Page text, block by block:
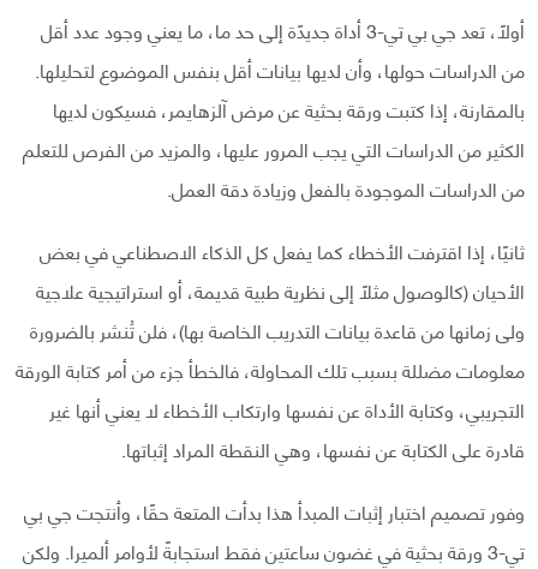
أولاً، تعد جي بي تي-3 أداة جديدًة إلى حد ما، ما يعني وجود عدد أقل
من الدراسات حولها، وأن لديها بيانات أقل بنفس الموضوع لتحليلها.
بالمقارنة، إذا كتبت ورقة بحثية عن مرض آلزهايمر، فسيكون لديها
الكثير من الدراسات التي يجب المرور عليها، والمزيد من الفرص للتعلم
من الدراسات الموجودة بالفعل وزيادة دقة العمل.
ثانيًا، إذا اقترفت الأخطاء كما يفعل كل الذكاء الاصطناعي في بعض
الأحيان (كالوصول مثلًا إلى نظرية طبية قديمة، أو استراتيجية علاجية
ولى زمانها من قاعدة بيانات التدريب الخاصة بها)، فلن تُنشر بالضرورة
معلومات مضللة بسبب تلك المحاولة، فالخطأ جزء من أمر كتابة الورقة
التجريبي، وكتابة الأداة عن نفسها وارتكاب الأخطاء لا يعني أنها غير
قادرة على الكتابة عن نفسها، وهي النقطة المراد إثباتها.
وفور تصميم اختبار إثبات المبدأ هذا بدأت المتعة حقًا، وأنتجت جي بي
تي-3 ورقة بحثية في غضون ساعتين فقط استجابةً لأوامر ألميرا. ولكن